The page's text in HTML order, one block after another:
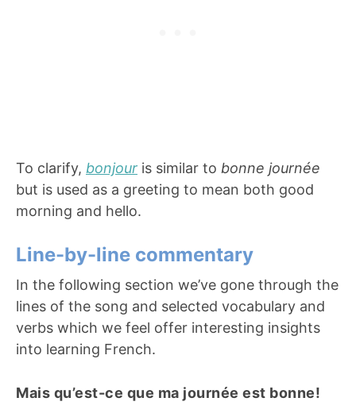
To clarify, bonjour is similar to bonne journée
but is used as a greeting to mean both good
morning and hello.
Line-by-line commentary
In the following section we’ve gone through the
lines of the song and selected vocabulary and
verbs which we feel offer interesting insights
into learning French.
Mais qu’est-ce que ma journée est bonne!